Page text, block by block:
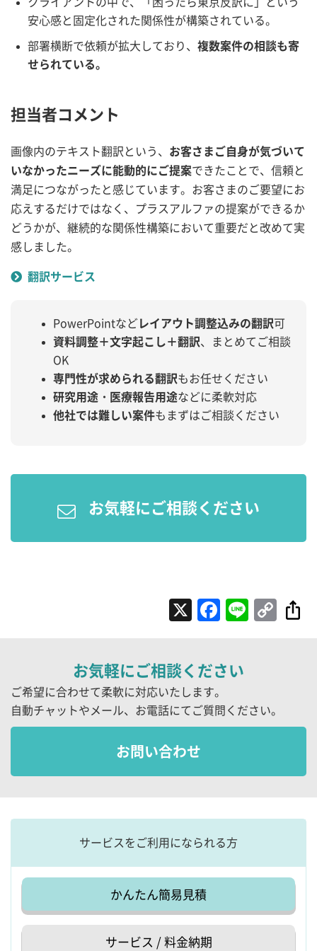
安心感と固定化された関係性が構築されている。
部署横断で依頼が拡大しており、 複数案件の相談も寄
せられている。
担当者コメント
画像内のテキスト翻訳という、 お客さまご自身が気づいて
いなかったニーズに能動的にご提案できたことで、信頼と
満足につながったと感じています。お客さまのご要望にお
応えするだけではなく、プラスアルファの提案ができるか
どうかが、継続的な関係性構築において重要だと改めて実
感しました。
翻訳サービス
PowerPointなど レイアウト調整込みの翻訳可
資料調整＋文字起こし＋翻訳、まとめてご相談
OK
専門性が求められる翻訳もお任せください
研究用途・医療報告用途などに柔軟対応
他社では難しい案件もまずはご相談ください
お気軽にご相談ください
X Line
お気軽にご相談ください
ご希望に合わせて柔軟に対応いたします。
自動チャットやメール、お電話にてご質問ください。
お問い合わせ
サービスをご利用になられる方
かんたん簡易見積
サービス / 料金納期